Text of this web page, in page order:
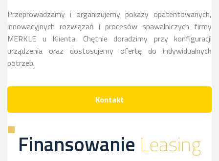
Przeprowadzamy i organizujemy pokazy opatentowanych,
innowacyjnych rozwiązań i procesów spawalniczych firmy
MERKLE u Klienta. Chętnie doradzimy przy konfiguracji
urządzenia oraz dostosujemy ofertę do indywidualnych
potrzeb.
Kontakt
Finansowanie Leasing